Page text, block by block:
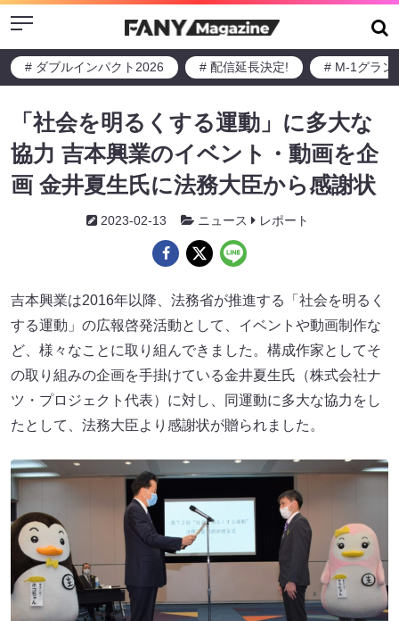
Menu
# ダブルインパクト2026 # 配信延長決定! # M-1グラン
「社会を明るくする運動」に多大な
協力 吉本興業のイベント・動画を企
画 金井夏生氏に法務大臣から感謝状
2023-02-13 ニュース レポート
吉本興業は2016年以降、法務省が推進する「社会を明るく
する運動」の広報啓発活動として、イベントや動画制作な
ど、様々なことに取り組んできました。構成作家としてそ
の取り組みの企画を手掛けている金井夏生氏（株式会社ナ
ツ・プロジェクト代表）に対し、同運動に多大な協力をし
たとして、法務大臣より感謝状が贈られました。